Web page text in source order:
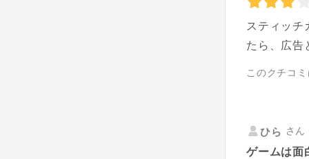
スティッチ
たら、広告
このクチコ
ひら さ
ゲームは面